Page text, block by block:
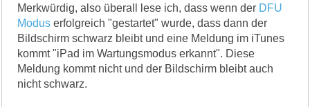
Merkwürdig, also überall lese ich, dass wenn der DFU
Modus erfolgreich "gestartet" wurde, dass dann der
Bildschirm schwarz bleibt und eine Meldung im iTunes
kommt "iPad im Wartungsmodus erkannt". Diese
Meldung kommt nicht und der Bildschirm bleibt auch
nicht schwarz.